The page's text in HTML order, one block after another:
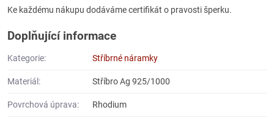
Ke každému nákupu dodáváme certifikát o pravosti šperku.
Doplňující informace
Kategorie: Stříbrné náramky
Materiál: Stříbro Ag 925/1000
Povrchová úprava: Rhodium